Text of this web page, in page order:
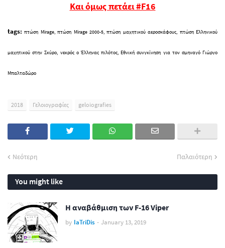
Και όμως πετάει #F16
tags: πτώση Mirage, πτώση Mirage 2000-5, πτώση μαχητικού αεροσκάφους, πτώση Ελληνικού
μαχητικού στην Σκύρο, νεκρός ο Έλληνας πιλότος, Εθνική συνγκίνηση για τον σμηναγό Γιώργο
Μπαλταδώρο
2018 Γελοιογραφίες geloiografies
Νεότερη Παλαιότερη
You might like
Η αναβάθμιση των F-16 Viper
by IaTriDis - January 13, 2019